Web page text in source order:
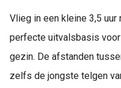
Vlieg in een kleine 3,5
perfecte uitvalsbasis
gezin. De afstanden
zelfs de jongste telgen